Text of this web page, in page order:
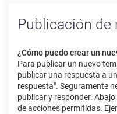
Publicación de
¿Cómo puedo crear un
Para publicar un nuevo
publicar una respuesta a
respuesta". Seguramente
publicar y responder.
de acciones permitidas.